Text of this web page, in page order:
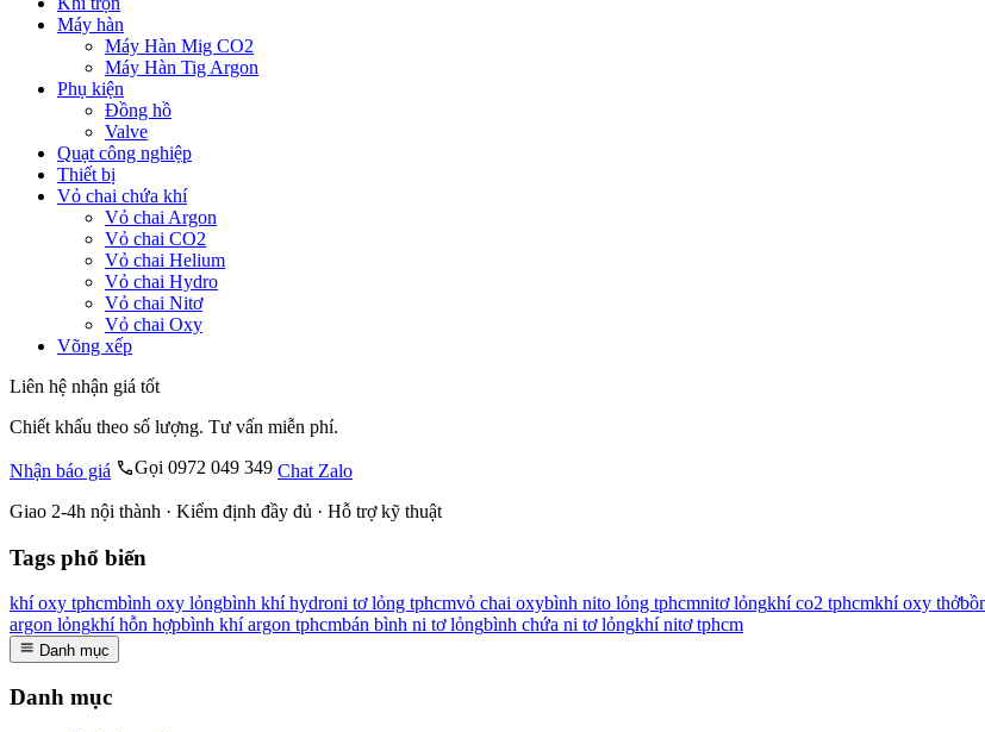
Máy hàn
Máy Hàn Mig CO2
Máy Hàn Tig Argon
Phụ kiện
Đồng hồ
Valve
Quạt công nghiệp
Thiết bị
Vỏ chai chứa khí
Vỏ chai Argon
Vỏ chai CO2
Vỏ chai Helium
Vỏ chai Hydro
Vỏ chai Nitơ
Vỏ chai Oxy
Võng xếp
Liên hệ nhận giá tốt
Chiết khấu theo số lượng. Tư vấn miễn phí.
Nhận báo giá Gọi 0972 049 349 Chat Zalo
Giao 2-4h nội thành · Kiểm định đầy đủ · Hỗ trợ kỹ thuật
Tags phổ biến
khí oxy tphcmbình oxy lỏngbình khí hydroni tơ lỏng tphcmvỏ chai oxybình nito lỏng tphcmnitơ lỏngkhí co2 tphcmkhí oxy thở
argon lỏngkhí hỗn hợpbình khí argon tphcmbán bình ni tơ lỏngbình chứa ni tơ lỏngkhí nitơ tphcm
Danh mục
Danh mục